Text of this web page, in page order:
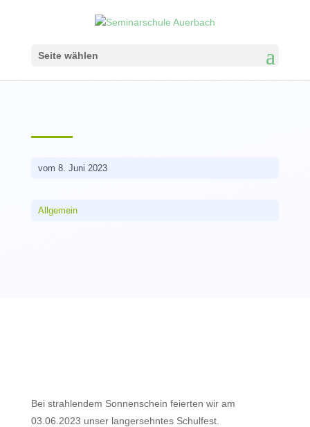
Seite wählen
vom 8. Juni 2023
Allgemein
Bei strahlendem Sonnenschein feierten wir am
03.06.2023 unser langersehntes Schulfest.